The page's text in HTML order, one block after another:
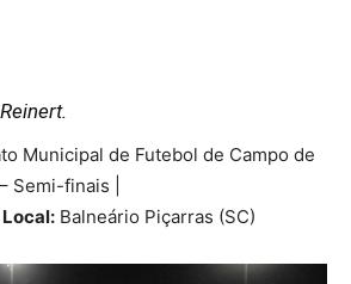
Municipal de Futebol de Campo de
Semi-finais |
Local: Balneário Piçarras (SC)